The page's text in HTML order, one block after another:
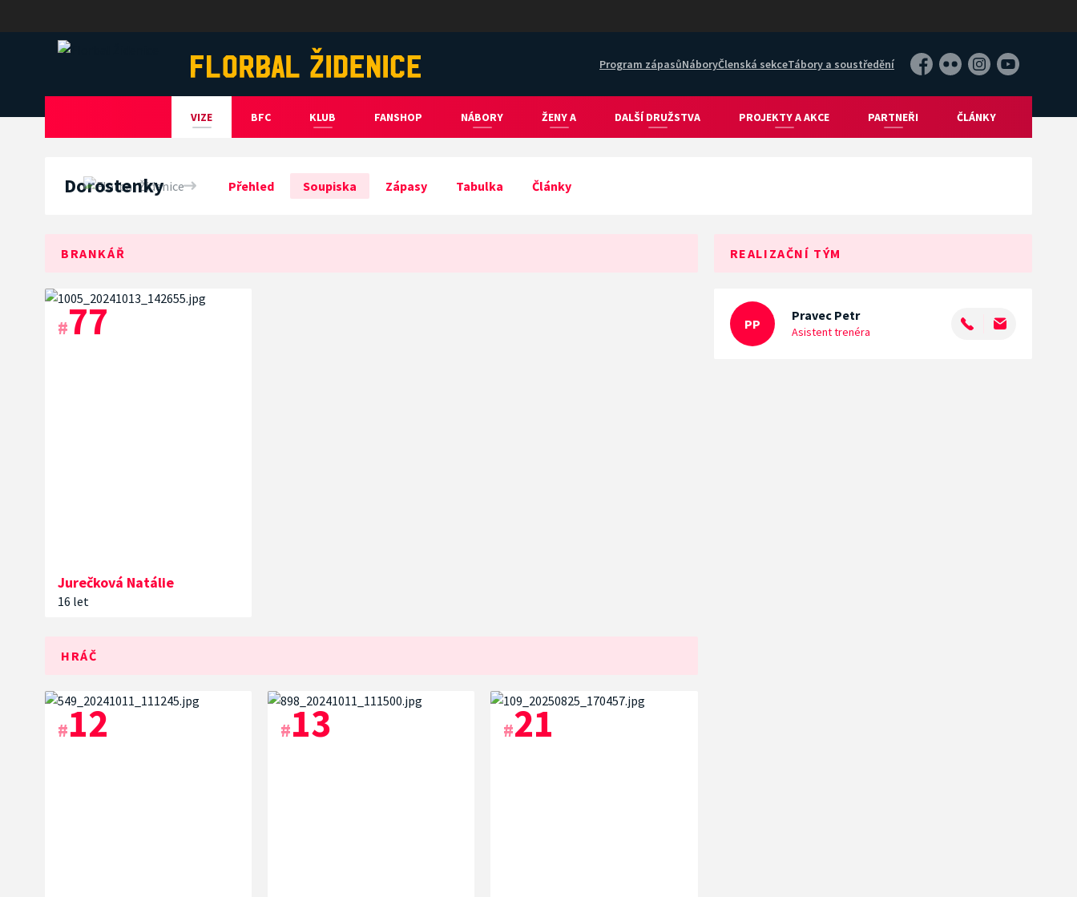
Program zápasůNáboryČlenská sekceTábory a soustředění Facebook
Flickr Instagram
YouTube
VIZE BFC KLUB FANSHOP NÁBORY ŽENY A DALŠÍ DRUŽSTVA PROJEKTY A AKCE PARTNEŘI ČLÁNKY
Dorostenky Přehled Soupiska Zápasy Tabulka Články
REALIZAČNÍ TÝM
PP
Petr
Pravec
Asistent trenéra
BRANKÁŘ
Natálie
Jurečková
16 let
#77
HRÁČ
#12 #13 #21